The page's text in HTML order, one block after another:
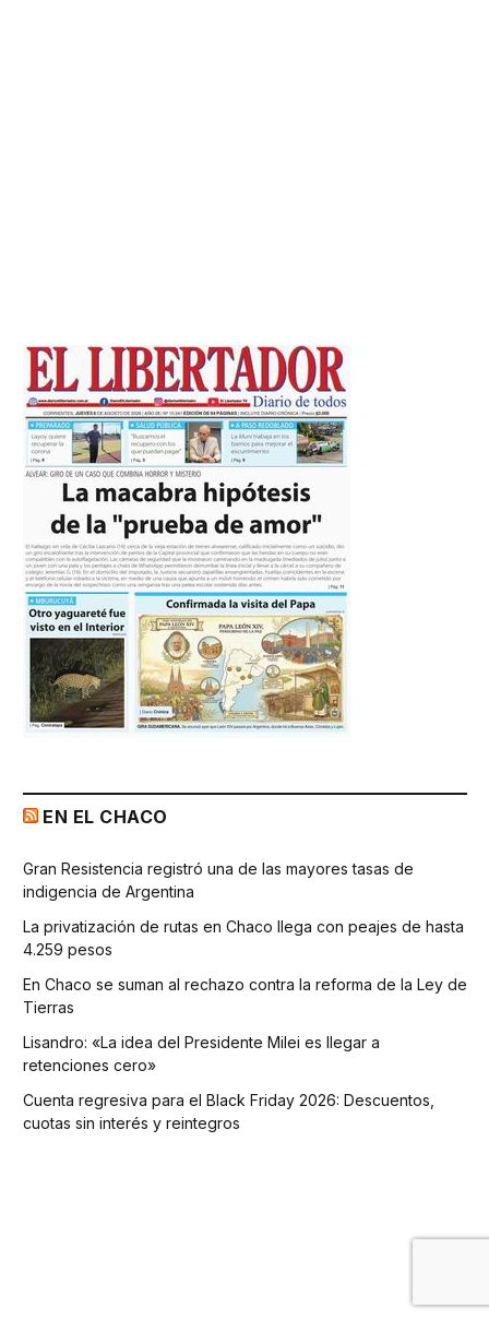
EN EL CHACO
Gran Resistencia registró una de las mayores tasas de
indigencia de Argentina
La privatización de rutas en Chaco llega con peajes de hasta
4.259 pesos
En Chaco se suman al rechazo contra la reforma de la Ley de
Tierras
Lisandro: «La idea del Presidente Milei es llegar a
retenciones cero»
Cuenta regresiva para el Black Friday 2026: Descuentos,
cuotas sin interés y reintegros